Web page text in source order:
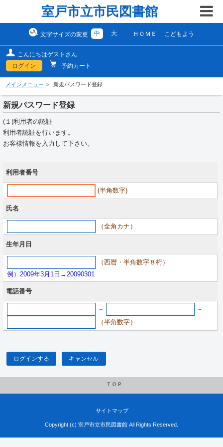
室戸市立市民図書館
文字サイズの変更 中 大 ＨＯＭＥ こどもよう
こんにちはゲストさん
ログイン
予約カート
メインメニュー 新規パスワード登録
新規パスワード登録
(１)利用者の認証
利用者認証を行います。
お客様情報を入力して下さい。
利用者番号
(半角数字)
氏名
（全角カナ）
生年月日
（西暦・半角数字８桁）
例）2009年3月1日→20090301
電話番号
－
－
（半角数字）
ログインする キャンセル
ＴＯＰ
サイトマップ
Copyright (c) 室戸市立市民図書館 All Rights Reserved.